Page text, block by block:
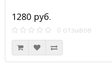
1280 руб.
0 отзывов